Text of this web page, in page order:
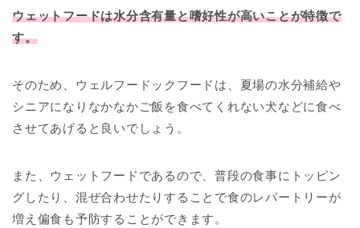
ウェットフードは水分含有量と嗜好性が高いことが特徴で
す。
そのため、ウェルフードックフードは、夏場の水分補給や
シニアになりなかなかご飯を食べてくれない犬などに食べ
させてあげると良いでしょう。
また、ウェットフードであるので、普段の食事にトッピン
グしたり、混ぜ合わせたりすることで食のレパートリーが
増え偏食も予防することができます。